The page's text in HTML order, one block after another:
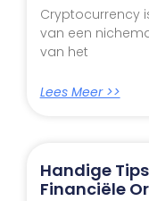
Cryptocurrency
van een
van het
Lees Meer >>
Handige
Financiële